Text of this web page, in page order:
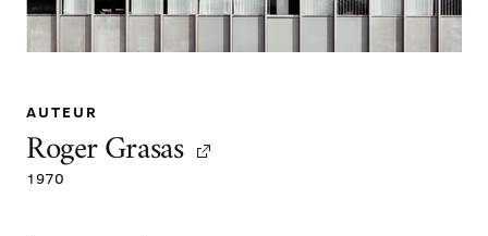
AUTEUR
Roger Grasas
1970